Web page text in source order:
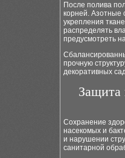
После полива
корней. Азотные
укрепления
распределять
предусмотреть
прочную
декоративных
Защита
Сохранение
насекомых и
и нарушении
санитарной